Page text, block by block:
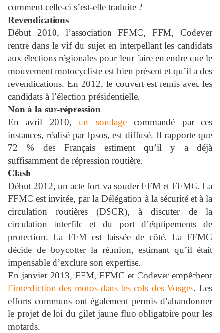
comment celle-ci s’est-elle traduite ?
Revendications
Début 2010, l’association FFMC, FFM, Codever
rentre dans le vif du sujet en interpellant les candidats
aux élections régionales pour leur faire entendre que le
mouvement motocycliste est bien présent et qu’il a des
revendications. En 2012, le couvert est remis avec les
candidats à l’élection présidentielle.
Non à la sur-répression
En avril 2010,un sondagecommandé par ces
instances, réalisé par Ipsos, est diffusé. Il rapporte que
72 % des Français estiment qu’il y a déjà
suffisamment de répression routière.
Clash
Début 2012, un acte fort va souder FFM et FFMC. La
FFMC est invitée, par la Délégation à la sécurité et à la
circulation routières (DSCR), à discuter de la
circulation interfile et du port d’équipements de
protection. La FFM est laissée de côté. La FFMC
décide de boycotter la réunion, estimant qu’il était
impensable d’exclure son expertise.
En janvier 2013, FFM, FFMC et Codever empêchent
l’interdiction des motos dans les cols des Vosges. Les
efforts communs ont également permis d’abandonner
le projet de loi du gilet jaune fluo obligatoire pour les
motards.